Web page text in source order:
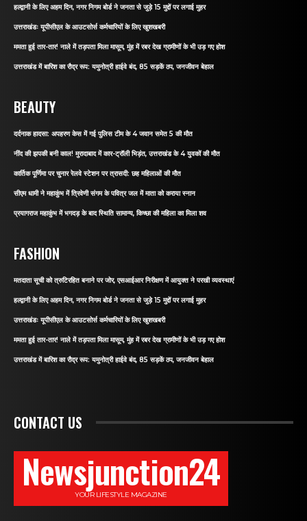
हल्द्वानी के लिए अहम दिन, नगर निगम बोर्ड ने जनता से जुड़े 15 मुद्दों पर लगाई मुहर
उत्तराखंडः यूपीसीएल के आउटसोर्स कर्मचारियों के लिए खुशखबरी
ममता हुई तार-तार! नाले में तड़पता मिला मासूम, मुंह में रबर देख ग्रामीणों के भी उड़ गए होश
उत्तराखंड में बारिश का रौद्र रूप: यमुनोत्री हाईवे बंद, 85 सड़कें ठप, जनजीवन बेहाल
BEAUTY
दर्दनाक हादसा: अपहरण केस में गई पुलिस टीम के 4 जवान समेत 5 की मौत
नींद की झपकी बनी काल! मुरादाबाद में कार-ट्रॉली भिड़ंत, उत्तराखंड के 4 युवकों की मौत
कार्तिक पूर्णिमा पर चुनार रेलवे स्टेशन पर त्रासदी: छह महिलाओं की मौत
सीएम धामी ने महाकुंभ में त्रिवेणी संगम के पवित्र जल में माता को कराया स्नान
प्रयागराज महाकुंभ में भगदड़ के बाद स्थिति सामान्य, किच्छा की महिला का मिला शव
FASHION
मतदाता सूची को त्रुटिरहित बनाने पर जोर, एसआईआर निरीक्षण में आयुक्त ने परखी व्यवस्थाएं
हल्द्वानी के लिए अहम दिन, नगर निगम बोर्ड ने जनता से जुड़े 15 मुद्दों पर लगाई मुहर
उत्तराखंडः यूपीसीएल के आउटसोर्स कर्मचारियों के लिए खुशखबरी
ममता हुई तार-तार! नाले में तड़पता मिला मासूम, मुंह में रबर देख ग्रामीणों के भी उड़ गए होश
उत्तराखंड में बारिश का रौद्र रूप: यमुनोत्री हाईवे बंद, 85 सड़कें ठप, जनजीवन बेहाल
CONTACT US
Newsjunction24
YOUR LIFESTYLE MAGAZINE